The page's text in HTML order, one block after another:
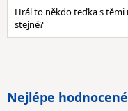
Hrál to někdo teďka s těmi
stejné?
Nejlépe